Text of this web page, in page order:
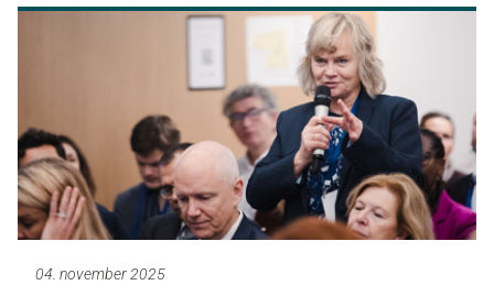
04. november 2025